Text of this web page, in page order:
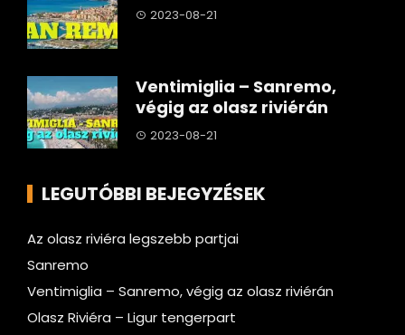
2023-08-21
Ventimiglia – Sanremo,
végig az olasz riviérán
2023-08-21
LEGUTÓBBI BEJEGYZÉSEK
Az olasz riviéra legszebb partjai
Sanremo
Ventimiglia – Sanremo, végig az olasz riviérán
Olasz Riviéra – Ligur tengerpart